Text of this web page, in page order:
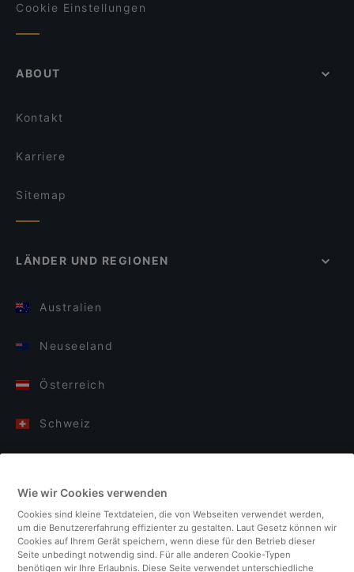
Cookie Einstellungen
ABOUT
Kontakt
Karriere
Sitemap
LÄNDER UND REGIONEN
Australien
Neuseeland
Österreich
Schweiz
Italien
Finnland
Wie wir Cookies verwenden
Cookies sind kleine Textdateien, die von Webseiten verwendet werden,
um die Benutzererfahrung effizienter zu gestalten. Laut Gesetz können wir
Cookies auf Ihrem Gerät speichern, wenn diese für den Betrieb dieser
Seite unbedingt notwendig sind. Für alle anderen Cookie-Typen
benötigen wir Ihre Erlaubnis. Diese Seite verwendet unterschiedliche